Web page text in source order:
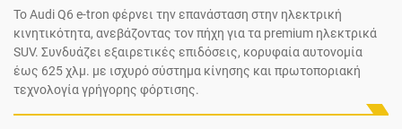
Το Audi Q6 e-tron φέρνει την επανάσταση στην ηλεκτρική
κινητικότητα, ανεβάζοντας τον πήχη για τα premium ηλεκτρικά
SUV. Συνδυάζει εξαιρετικές επιδόσεις, κορυφαία αυτονομία
έως 625 χλμ. με ισχυρό σύστημα κίνησης και πρωτοποριακή
τεχνολογία γρήγορης φόρτισης.